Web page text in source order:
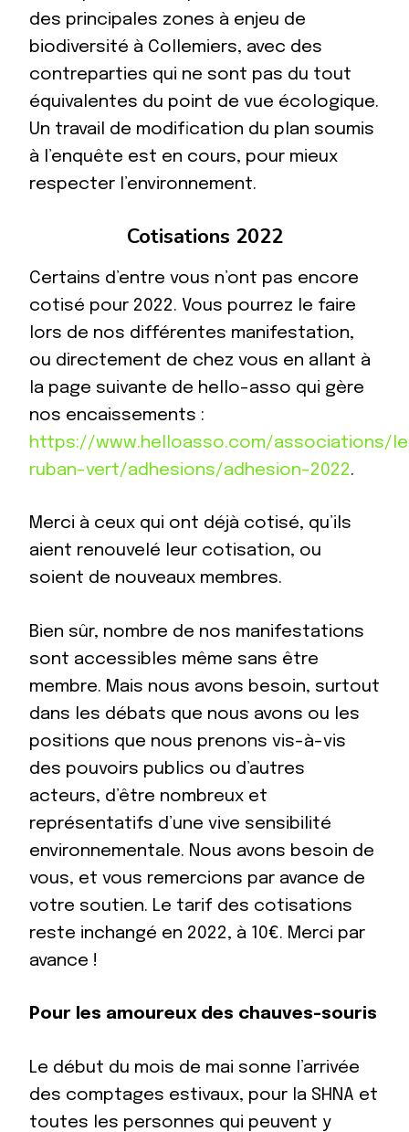
des principales zones à enjeu de
biodiversité à Collemiers, avec des
contreparties qui ne sont pas du tout
équivalentes du point de vue écologique.
Un travail de modification du plan soumis
à l’enquête est en cours, pour mieux
respecter l’environnement.
Cotisations 2022
Certains d’entre vous n’ont pas encore
cotisé pour 2022. Vous pourrez le faire
lors de nos différentes manifestation,
ou directement de chez vous en allant à
la page suivante de hello-asso qui gère
nos encaissements :
https://www.helloasso.com/associations/
ruban-vert/adhesions/adhesion-2022.
Merci à ceux qui ont déjà cotisé, qu’ils
aient renouvelé leur cotisation, ou
soient de nouveaux membres.
Bien sûr, nombre de nos manifestations
sont accessibles même sans être
membre. Mais nous avons besoin, surtout
dans les débats que nous avons ou les
positions que nous prenons vis-à-vis
des pouvoirs publics ou d’autres
acteurs, d’être nombreux et
représentatifs d’une vive sensibilité
environnementale. Nous avons besoin de
vous, et vous remercions par avance de
votre soutien. Le tarif des cotisations
reste inchangé en 2022, à 10€. Merci par
avance !
Pour les amoureux des chauves-souris
Le début du mois de mai sonne l’arrivée
des comptages estivaux, pour la SHNA et
toutes les personnes qui peuvent y